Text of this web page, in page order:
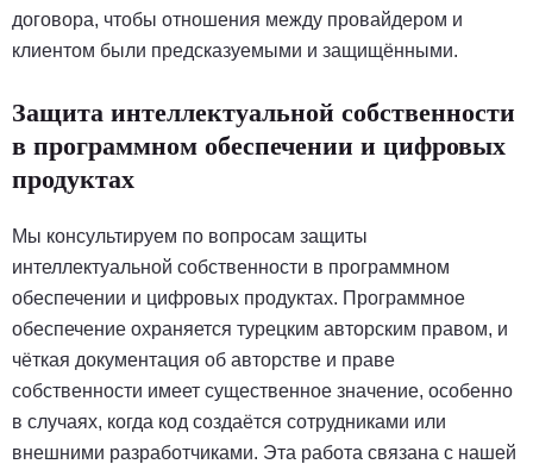
договора, чтобы отношения между провайдером и
клиентом были предсказуемыми и защищёнными.
Защита интеллектуальной собственности
в программном обеспечении и цифровых
продуктах
Мы консультируем по вопросам защиты
интеллектуальной собственности в программном
обеспечении и цифровых продуктах. Программное
обеспечение охраняется турецким авторским правом, и
чёткая документация об авторстве и праве
собственности имеет существенное значение, особенно
в случаях, когда код создаётся сотрудниками или
внешними разработчиками. Эта работа связана с нашей